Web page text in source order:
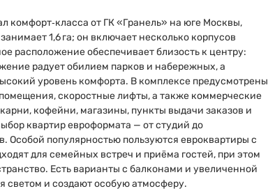
от ГК «Гранель» на юге Москвы,
1,6 га; он включает несколько корпусов
расположение обеспечивает близость к центру:
радует обилием парков и набережных, а
уровень комфорта. В комплексе предусмотрены
скоростные лифты, а также коммерческие
кофейни, магазины, пункты выдачи заказов и
квартир евроформата — от студий до
Особой популярностью пользуются евроквартиры с
для семейных встреч и приёма гостей, при этом
Есть варианты с балконами и увеличенной
и создают особую атмосферу.